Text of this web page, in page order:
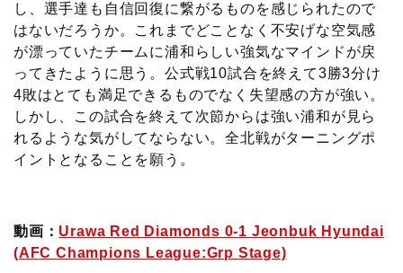
し、選手達も自信回復に繋がるものを感じられたので
はないだろうか。これまでどことなく不安げな空気感
が漂っていたチームに浦和らしい強気なマインドが戻
ってきたように思う。公式戦10試合を終えて3勝3分け
4敗はとても満足できるものでなく失望感の方が強い。
しかし、この試合を終えて次節からは強い浦和が見ら
れるような気がしてならない。全北戦がターニングポ
イントとなることを願う。
動画： Urawa Red Diamonds 0-1 Jeonbuk Hyundai
(AFC Champions League:Grp Stage)